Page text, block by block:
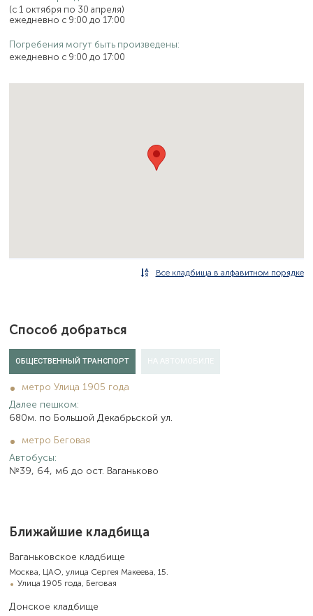
(с 1 октября по 30 апреля)
ежедневно с 9:00 до 17:00
Погребения могут быть произведены:
ежедневно с 9:00 до 17:00
Все кладбища в алфавитном порядке
Способ добраться
ОБЩЕСТВЕННЫЙ ТРАНСПОРТ НА АВТОМОБИЛЕ
метро Улица 1905 года
Далее пешком:
680м. по Большой Декабрьской ул.
метро Беговая
Автобусы:
№39, 64, м6 до ост. Ваганьково
Ближайшие кладбища
Ваганьковское кладбище
Москва, ЦАО, улица Сергея Макеева, 15.
Улица 1905 года, Беговая
Донское кладбище